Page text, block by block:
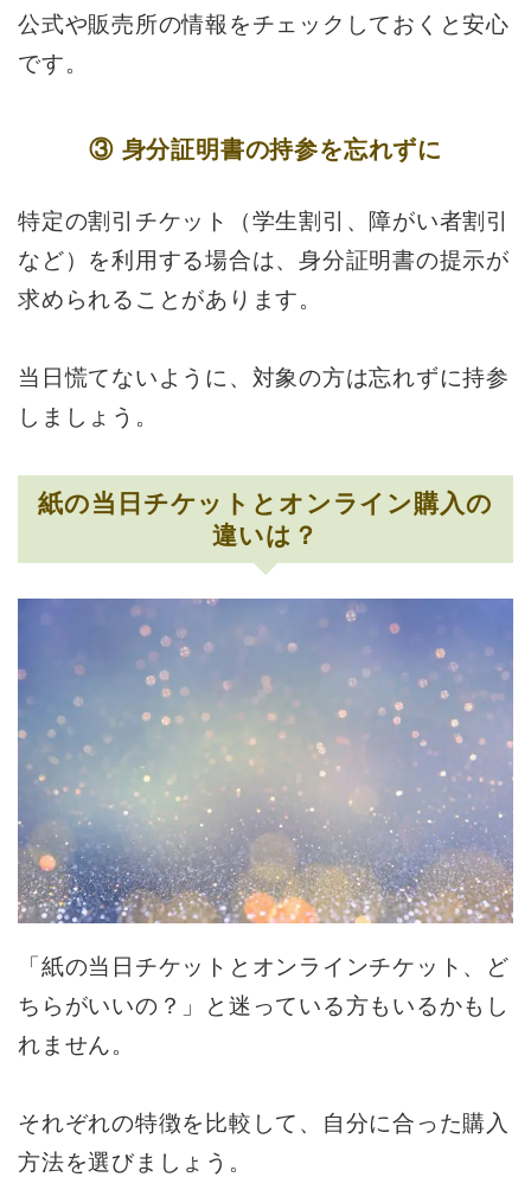
公式や販売所の情報をチェックしておくと安心
です。
③ 身分証明書の持参を忘れずに
特定の割引チケット（学生割引、障がい者割引
など）を利用する場合は、身分証明書の提示が
求められることがあります。
当日慌てないように、対象の方は忘れずに持参
しましょう。
紙の当日チケットとオンライン購入の
違いは？
「紙の当日チケットとオンラインチケット、ど
ちらがいいの？」と迷っている方もいるかもし
れません。
それぞれの特徴を比較して、自分に合った購入
方法を選びましょう。